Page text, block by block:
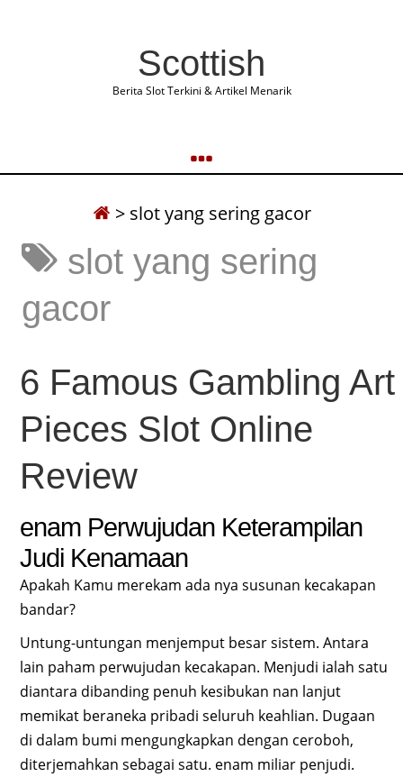
Scottish
Berita Slot Terkini & Artikel Menarik
> slot yang sering gacor
slot yang sering
gacor
6 Famous Gambling Art
Pieces Slot Online
Review
enam Perwujudan Keterampilan
Judi Kenamaan
Apakah Kamu merekam ada nya susunan kecakapan
bandar?
Untung-untungan menjemput besar sistem. Antara
lain paham perwujudan kecakapan. Menjudi ialah satu
diantara dibanding penuh kesibukan nan lanjut
memikat beraneka pribadi seluruh keahlian. Dugaan
di dalam bumi mengungkapkan dengan ceroboh,
diterjemahkan sebagai satu. enam miliar penjudi.